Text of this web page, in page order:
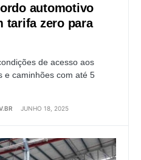
automotivo
tarifa zero para
de acesso aos
e caminhões com até 5
JUNHO 18, 2025